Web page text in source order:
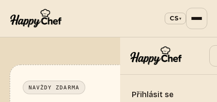
CS ▾
Přihlásit se
NAVŽDY ZDARMA